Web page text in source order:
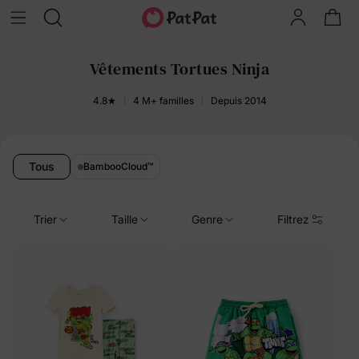
Vêtements Tortues Ninja
4.8★ 4 M+ familles Depuis 2014
Tous BambooCloud™
Trier Taille Genre Filtrez